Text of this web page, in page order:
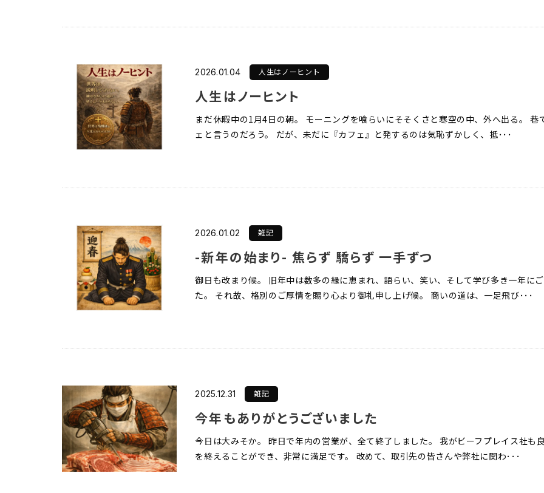
2026.01.04 人生はノーヒント
人生はノーヒント
まだ休暇中の1月4日の朝。 モーニングを喰らいにそそくさと寒空の中、外へ出る。 巷
ェと言うのだろう。 だが、未だに『カフェ』と発するのは気恥ずかしく、抵･･･
2026.01.02 雑記
-新年の始まり- 焦らず 驕らず 一手ずつ
御日も改まり候。 旧年中は数多の縁に恵まれ、語らい、笑い、そして学び多き一年に
た。 それ故、格別のご厚情を賜り心より御礼申し上げ候。 商いの道は、一足飛び･･･
2025.12.31 雑記
今年もありがとうございました
今日は大みそか。 昨日で年内の営業が、全て終了しました。 我がビーフプレイス社も
を終えることができ、非常に満足です。 改めて、取引先の皆さんや弊社に関わ･･･